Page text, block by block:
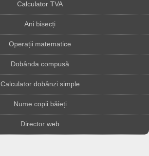
Calculator TVA
Ani bisecți
Operații matematice
Dobânda compusă
Calculator dobânzi simple
Nume copii băieți
Director web